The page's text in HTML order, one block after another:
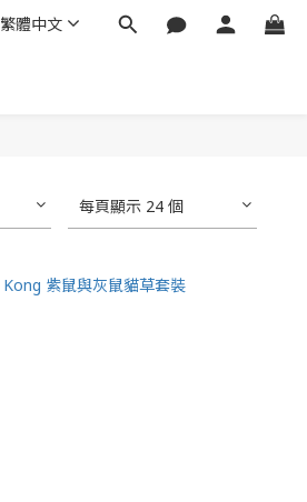
繁體中文
每頁顯示 24 個